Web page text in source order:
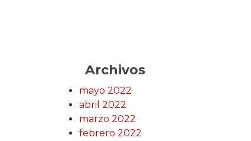
Archivos
mayo 2022
abril 2022
marzo 2022
febrero 2022